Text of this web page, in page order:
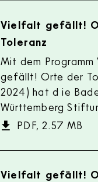
Vielfalt gefällt!
Toleranz
Mit dem
gefällt! Orte der
2024) hat d ie
Württemberg
PDF, 2.57 MB
Vielfalt gefällt!